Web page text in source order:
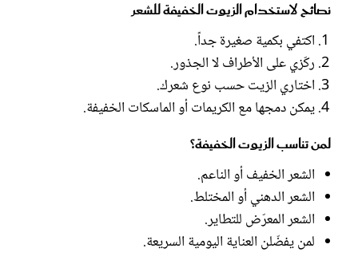
نصائح لاستخدام الزيوت الخفيفة للشعر
اكتفي بكمية صغيرة جداً.
ركّزي على الأطراف لا الجذور.
اختاري الزيت حسب نوع شعرك.
يمكن دمجها مع الكريمات أو الماسكات الخفيفة.
لمن تناسب الزيوت الخفيفة؟
الشعر الخفيف أو الناعم.
الشعر الدهني أو المختلط.
الشعر المعرّض للتطاير.
لمن يفضّلن العناية اليومية السريعة.